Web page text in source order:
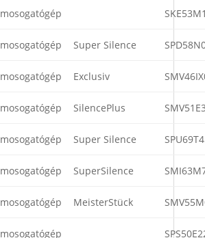
mosogatógép
mosogatógép Super Silence
mosogatógép Exclusiv
mosogatógép SilencePlus
mosogatógép Super Silence
mosogatógép SuperSilence
mosogatógép MeisterStück
mosogatógép